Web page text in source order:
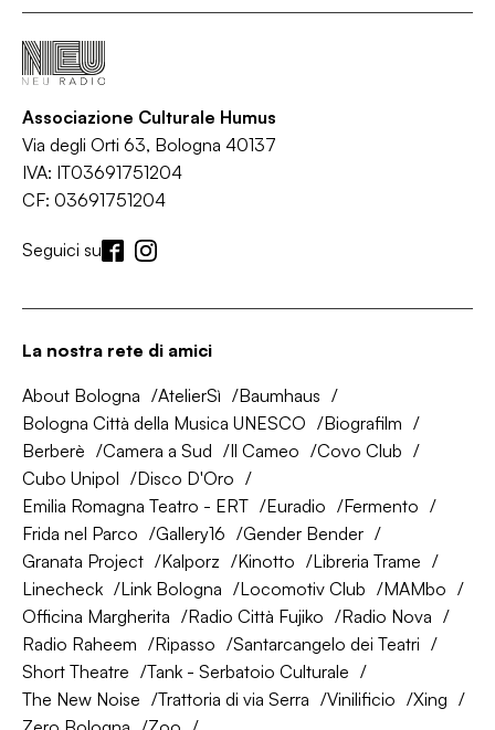
Associazione Culturale Humus
Via degli Orti 63, Bologna 40137
IVA: IT03691751204
CF: 03691751204
Seguici su
La nostra rete di amici
About Bologna AtelierSì
Baumhaus
Bologna Città della Musica UNESCO
Biografilm
Berberè
Camera a Sud Il Cameo
Covo Club
Cubo Unipol
Disco D'Oro
Emilia Romagna Teatro - ERT
Euradio
Fermento
Frida nel Parco
Gallery16
Gender Bender
Granata Project
Kalporz Kinotto
Libreria Trame
Linecheck
Link Bologna Locomotiv Club
MAMbo
Officina Margherita
Radio Città Fujiko
Radio Nova
Radio Raheem
Ripasso
Santarcangelo dei Teatri
Short Theatre
Tank - Serbatoio Culturale
The New Noise
Trattoria di via Serra Vinilificio
Xing